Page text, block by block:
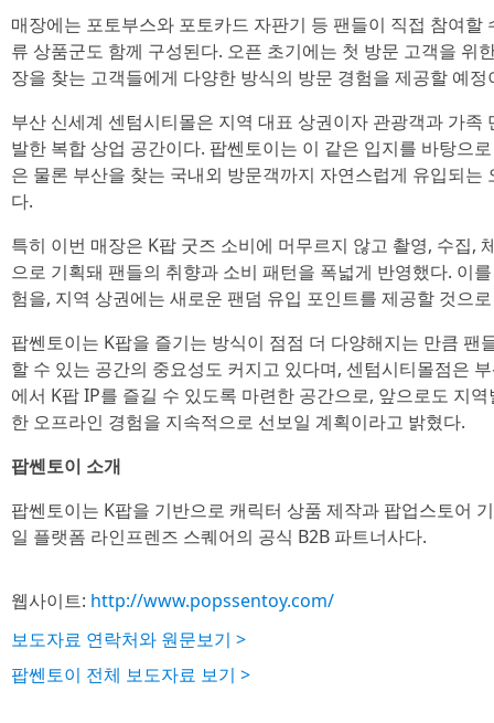
매장에는 포토부스와 포토카드 자판기 등 팬들이 직접 참여할
류 상품군도 함께 구성된다. 오픈 초기에는 첫 방문 고객을 위
장을 찾는 고객들에게 다양한 방식의 방문 경험을 제공할 예정
부산 신세계 센텀시티몰은 지역 대표 상권이자 관광객과 가족
발한 복합 상업 공간이다. 팝쎈토이는 이 같은 입지를 바탕으
은 물론 부산을 찾는 국내외 방문객까지 자연스럽게 유입되
다.
특히 이번 매장은 K팝 굿즈 소비에 머무르지 않고 촬영, 수집,
으로 기획돼 팬들의 취향과 소비 패턴을 폭넓게 반영했다. 이
험을, 지역 상권에는 새로운 팬덤 유입 포인트를 제공할 것으
팝쎈토이는 K팝을 즐기는 방식이 점점 더 다양해지는 만큼 팬
할 수 있는 공간의 중요성도 커지고 있다며, 센텀시티몰점은
에서 K팝 IP를 즐길 수 있도록 마련한 공간으로, 앞으로도 지
한 오프라인 경험을 지속적으로 선보일 계획이라고 밝혔다.
팝쎈토이 소개
팝쎈토이는 K팝을 기반으로 캐릭터 상품 제작과 팝업스토어
일 플랫폼 라인프렌즈 스퀘어의 공식 B2B 파트너사다.
웹사이트: http://www.popssentoy.com/
보도자료 연락처와 원문보기 >
팝쎈토이 전체 보도자료 보기 >